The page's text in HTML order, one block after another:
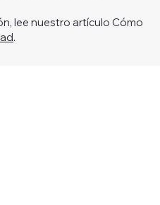
lee nuestro artículo Cómo
.